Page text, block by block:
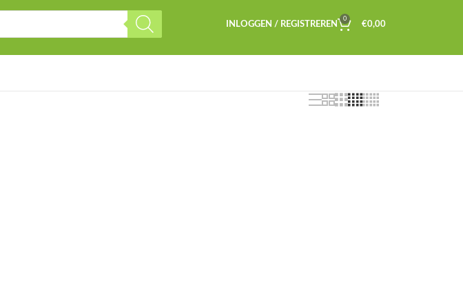
INLOGGEN / REGISTREREN
0
€0,00